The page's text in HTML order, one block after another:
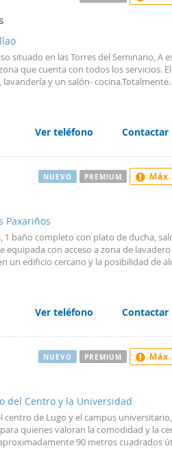
situado en las Torres del Seminario, A
que cuenta con todos los servicios.
y un salón- cocina.Totalmente
Ver teléfono Contactar
Paxariños
baño completo con plato de ducha,
con acceso a zona de lavadero
un edificio cercano y la posibilidad de
es una excelente opción para
esenciales. #ref:RONDA_19
Ver teléfono Contactar
NUEVO PREMIUM
del Centro y la Universidad
de Lugo y el campus
quienes valoran la comodidad y la
90 metros cuadrados
NUEVO PREMIUM